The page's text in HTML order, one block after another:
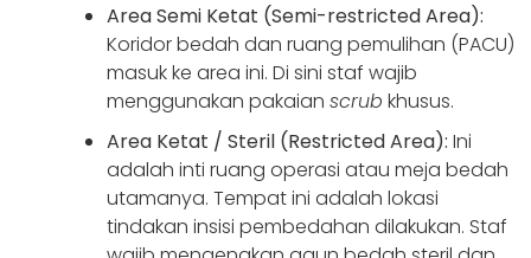
Area Semi Ketat (Semi-restricted Area):
Koridor bedah dan ruang pemulihan (PACU)
masuk ke area ini. Di sini staf wajib
menggunakan pakaian scrub khusus.
Area Ketat / Steril (Restricted Area): Ini
adalah inti ruang operasi atau meja bedah
utamanya. Tempat ini adalah lokasi
tindakan insisi pembedahan dilakukan. Staf